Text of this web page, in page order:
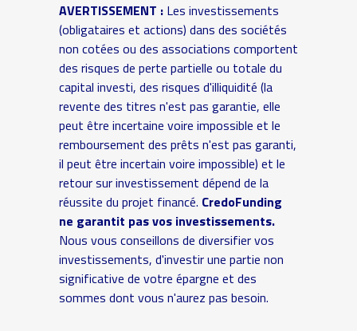
AVERTISSEMENT :Les investissements
(obligataires et actions) dans des sociétés
non cotées ou des associations comportent
des risques de perte partielle ou totale du
capital investi, des risques d'illiquidité (la
revente des titres n'est pas garantie, elle
peut être incertaine voire impossible et le
remboursement des prêts n'est pas garanti,
il peut être incertain voire impossible) et le
retour sur investissement dépend de la
réussite du projet financé. CredoFunding
ne garantit pas vos investissements.
Nous vous conseillons de diversifier vos
investissements, d'investir une partie non
significative de votre épargne et des
sommes dont vous n'aurez pas besoin.